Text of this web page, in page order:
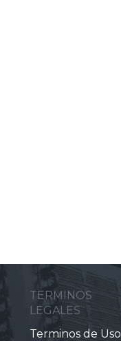
TERMINOS
LEGALES
Terminos de Uso